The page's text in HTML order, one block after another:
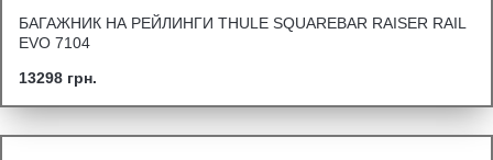
БАГАЖНИК НА РЕЙЛИНГИ THULE SQUAREBAR RAISER RAIL
EVO 7104
13298 грн.